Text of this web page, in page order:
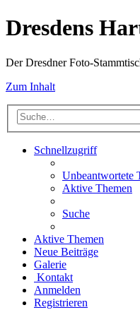
Dresdens
Der Dresdner Foto-
Zum Inhalt
Schnellzugriff
Unbeantwortete
Aktive Themen
Suche
Aktive Themen
Neue Beiträge
Galerie
Kontakt
Anmelden
Registrieren